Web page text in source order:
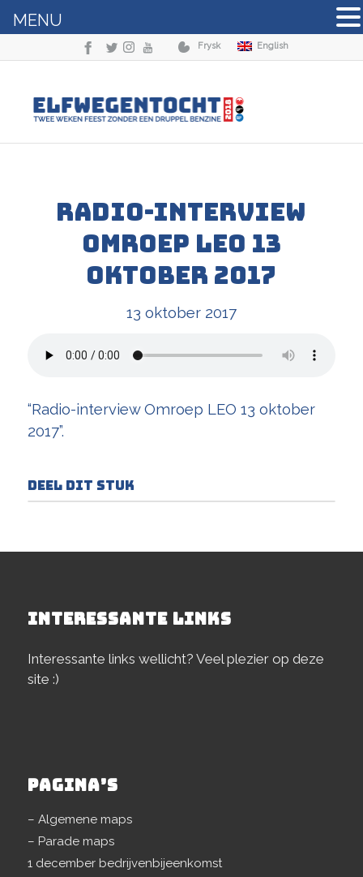
Frysk English
Radio-interview
Omroep LEO 13
oktober 2017
13 oktober 2017
“Radio-interview Omroep LEO 13 oktober
2017”.
Deel dit stuk
INTERESSANTE LINKS
Interessante links wellicht? Veel plezier op deze
site :)
PAGINA’S
– Algemene maps
– Parade maps
1 december bedrijvenbijeenkomst
MENU